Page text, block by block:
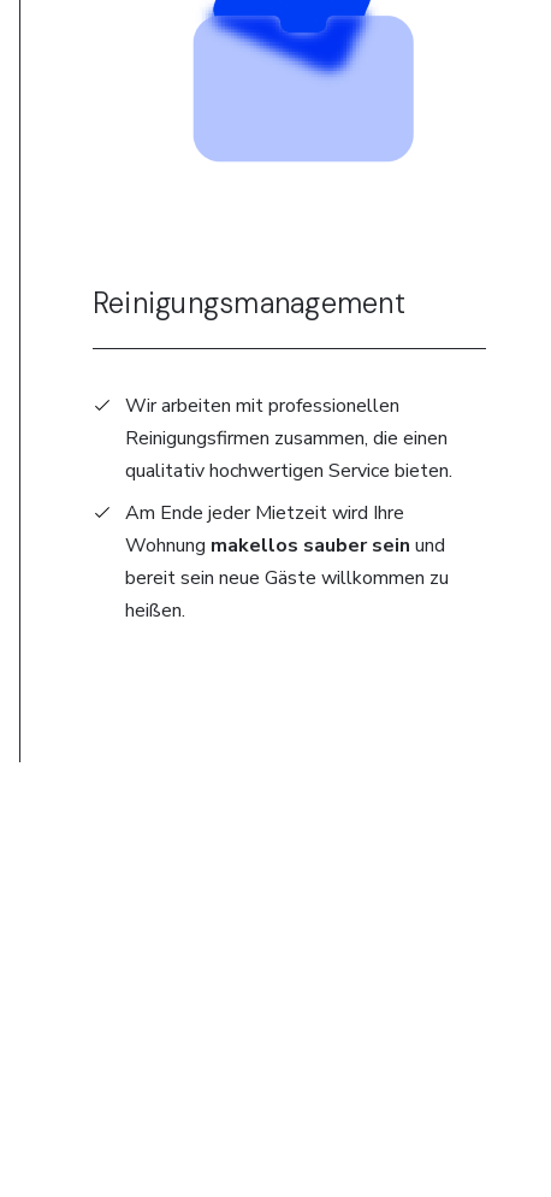
Reinigungsmanagement
Wir arbeiten mit professionellen
Reinigungsfirmen zusammen, die einen
qualitativ hochwertigen Service bieten.
Am Ende jeder Mietzeit wird Ihre
Wohnung makellos sauber sein und
bereit sein neue Gäste willkommen zu
heißen.